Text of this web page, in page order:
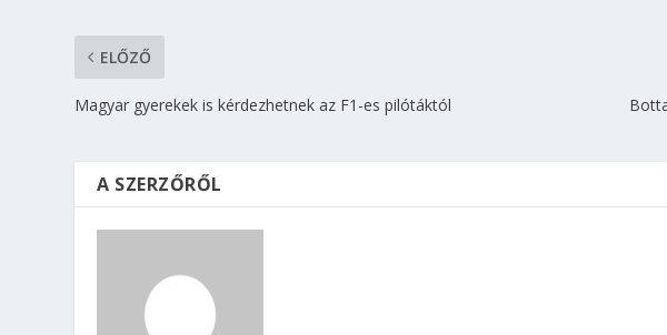
ELŐZŐ
Magyar gyerekek is kérdezhetnek az F1-es pilótáktól
A SZERZŐRŐL